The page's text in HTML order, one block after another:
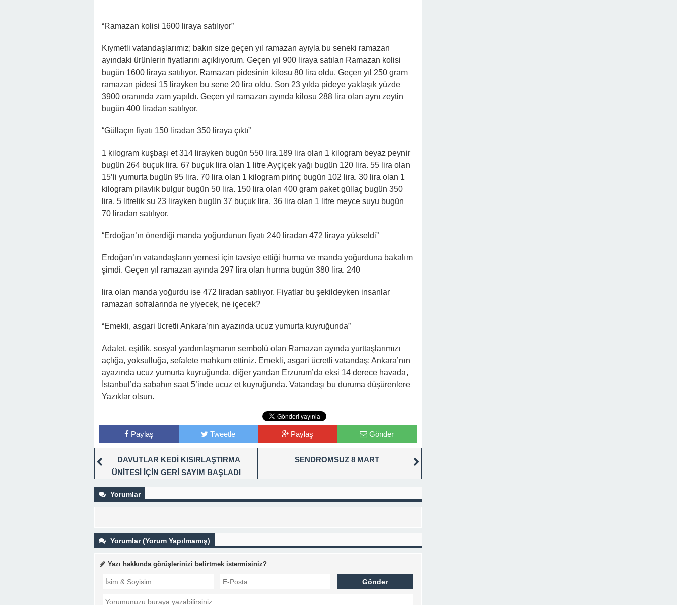
“Ramazan kolisi 1600 liraya satılıyor”
Kıymetli vatandaşlarımız; bakın size geçen yıl ramazan ayıyla bu seneki ramazan
ayındaki ürünlerin fiyatlarını açıklıyorum. Geçen yıl 900 liraya satılan Ramazan kolisi
bugün 1600 liraya satılıyor. Ramazan pidesinin kilosu 80 lira oldu. Geçen yıl 250 gram
ramazan pidesi 15 lirayken bu sene 20 lira oldu. Son 23 yılda pideye yaklaşık yüzde
3900 oranında zam yapıldı. Geçen yıl ramazan ayında kilosu 288 lira olan aynı zeytin
bugün 400 liradan satılıyor.
“Güllaçın fiyatı 150 liradan 350 liraya çıktı”
1 kilogram kuşbaşı et 314 lirayken bugün 550 lira.189 lira olan 1 kilogram beyaz peynir
bugün 264 buçuk lira. 67 buçuk lira olan 1 litre Ayçiçek yağı bugün 120 lira. 55 lira olan
15’li yumurta bugün 95 lira. 70 lira olan 1 kilogram pirinç bugün 102 lira. 30 lira olan 1
kilogram pilavlık bulgur bugün 50 lira. 150 lira olan 400 gram paket güllaç bugün 350
lira. 5 litrelik su 23 lirayken bugün 37 buçuk lira. 36 lira olan 1 litre meyce suyu bugün
70 liradan satılıyor.
“Erdoğan’ın önerdiği manda yoğurdunun fiyatı 240 liradan 472 liraya yükseldi”
Erdoğan’ın vatandaşların yemesi için tavsiye ettiği hurma ve manda yoğurduna bakalım
şimdi. Geçen yıl ramazan ayında 297 lira olan hurma bugün 380 lira. 240
lira olan manda yoğurdu ise 472 liradan satılıyor. Fiyatlar bu şekildeyken insanlar
ramazan sofralarında ne yiyecek, ne içecek?
“Emekli, asgari ücretli Ankara’nın ayazında ucuz yumurta kuyruğunda”
Adalet, eşitlik, sosyal yardımlaşmanın sembolü olan Ramazan ayında yurttaşlarımızı
açlığa, yoksulluğa, sefalete mahkum ettiniz. Emekli, asgari ücretli vatandaş; Ankara’nın
ayazında ucuz yumurta kuyruğunda, diğer yandan Erzurum’da eksi 14 derece havada,
İstanbul’da sabahın saat 5’inde ucuz et kuyruğunda. Vatandaşı bu duruma düşürenlere
Yazıklar olsun.
Paylaş Tweetle Paylaş Gönder
DAVUTLAR KEDİ KISIRLAŞTIRMA
ÜNİTESİ İÇİN GERİ SAYIM BAŞLADI
SENDROMSUZ 8 MART
Yorumlar
Yorumlar (Yorum Yapılmamış)
Yazı hakkında görüşlerinizi belirtmek istermisiniz?